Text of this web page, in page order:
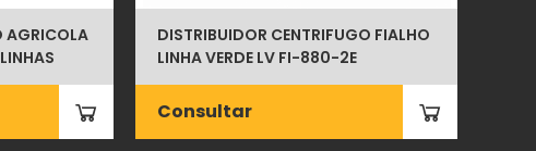
AGRICOLA
DISTRIBUIDOR CENTRIFUGO FIALHO
LINHA VERDE LV FI-880-2E
Consultar